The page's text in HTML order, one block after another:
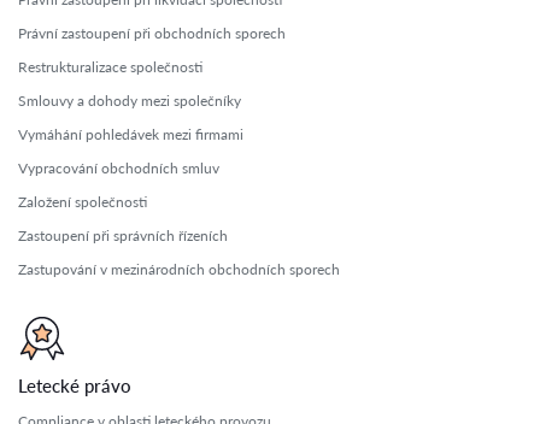
Právní zastoupení při obchodních sporech
Restrukturalizace společnosti
Smlouvy a dohody mezi společníky
Vymáhání pohledávek mezi firmami
Vypracování obchodních smluv
Založení společnosti
Zastoupení při správních řízeních
Zastupování v mezinárodních obchodních sporech
Letecké právo